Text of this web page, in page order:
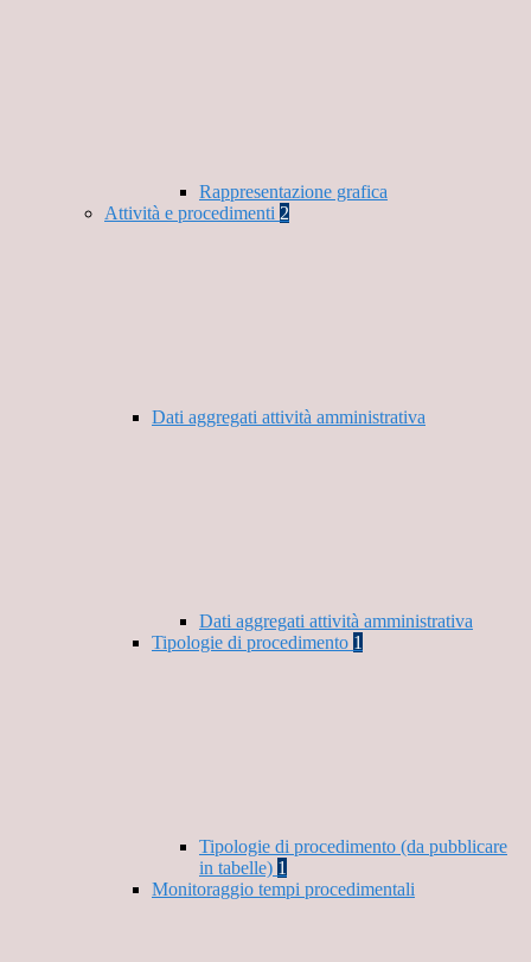
Rappresentazione grafica
Attività e procedimenti 2
Dati aggregati attività amministrativa
Dati aggregati attività amministrativa
Tipologie di procedimento 1
Tipologie di procedimento (da pubblicare
in tabelle) 1
Monitoraggio tempi procedimentali